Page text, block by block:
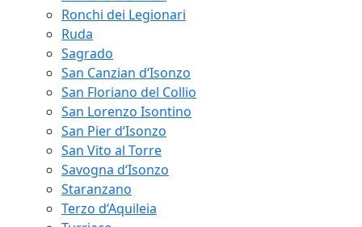
Ronchi dei Legionari
Ruda
Sagrado
San Canzian d‘Isonzo
San Floriano del Collio
San Lorenzo Isontino
San Pier d‘Isonzo
San Vito al Torre
Savogna d‘Isonzo
Staranzano
Terzo d‘Aquileia